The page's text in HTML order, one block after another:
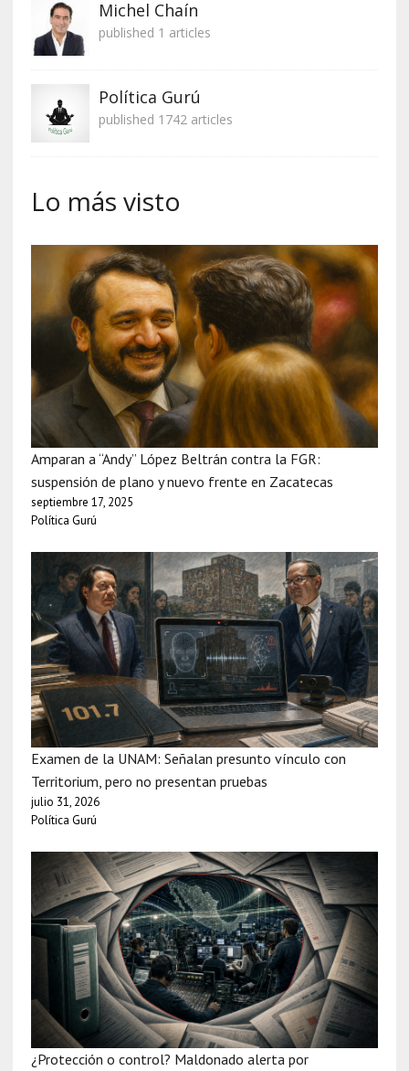
Michel Chaín
published 1 articles
Política Gurú
published 1742 articles
Lo más visto
Amparan a “Andy” López Beltrán contra la FGR:
suspensión de plano y nuevo frente en Zacatecas
septiembre 17, 2025
Política Gurú
Examen de la UNAM: Señalan presunto vínculo con
Territorium, pero no presentan pruebas
julio 31, 2026
Política Gurú
¿Protección o control? Maldonado alerta por